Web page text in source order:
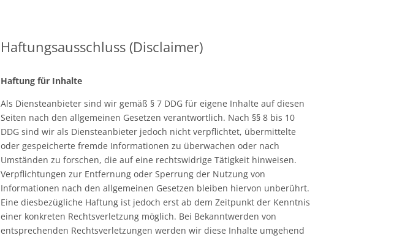
Haftungsausschluss (Disclaimer)
Haftung für Inhalte
Als Diensteanbieter sind wir gemäß § 7 DDG für eigene Inhalte auf diesen
Seiten nach den allgemeinen Gesetzen verantwortlich. Nach §§ 8 bis 10
DDG sind wir als Diensteanbieter jedoch nicht verpflichtet, übermittelte
oder gespeicherte fremde Informationen zu überwachen oder nach
Umständen zu forschen, die auf eine rechtswidrige Tätigkeit hinweisen.
Verpflichtungen zur Entfernung oder Sperrung der Nutzung von
Informationen nach den allgemeinen Gesetzen bleiben hiervon unberührt.
Eine diesbezügliche Haftung ist jedoch erst ab dem Zeitpunkt der Kenntnis
einer konkreten Rechtsverletzung möglich. Bei Bekanntwerden von
entsprechenden Rechtsverletzungen werden wir diese Inhalte umgehend